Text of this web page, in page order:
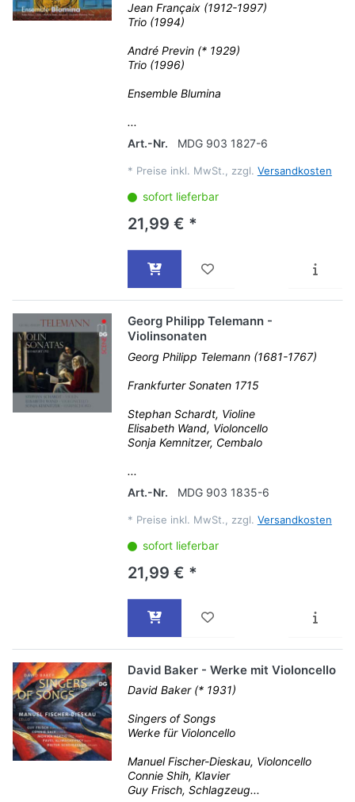
Jean Françaix (1912-1997)
Trio (1994)
André Previn (* 1929)
Trio (1996)
Ensemble Blumina
...
Art.-Nr.
MDG 903 1827-6
* Preise inkl. MwSt., zzgl. Versandkosten
sofort lieferbar
21,99 € *
Georg Philipp Telemann -
Violinsonaten
Georg Philipp Telemann (1681-1767)
Frankfurter Sonaten 1715
Stephan Schardt, Violine
Elisabeth Wand, Violoncello
Sonja Kemnitzer, Cembalo
...
Art.-Nr.
MDG 903 1835-6
* Preise inkl. MwSt., zzgl. Versandkosten
sofort lieferbar
21,99 € *
David Baker - Werke mit Violoncello
David Baker (* 1931)
Singers of Songs
Werke für Violoncello
Manuel Fischer-Dieskau, Violoncello
Connie Shih, Klavier
Guy Frisch, Schlagzeug...